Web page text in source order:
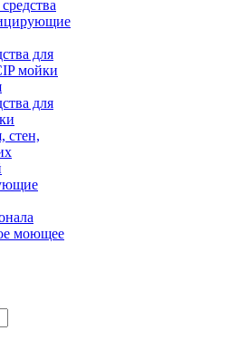
для
мойки
для
стен,
моющее